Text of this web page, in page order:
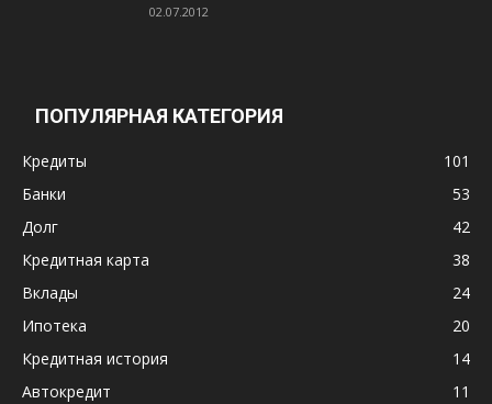
02.07.2012
ПОПУЛЯРНАЯ КАТЕГОРИЯ
Кредиты
101
Банки
53
Долг
42
Кредитная карта
38
Вклады
24
Ипотека
20
Кредитная история
14
Автокредит
11